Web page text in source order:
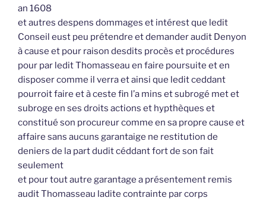
an 1608
et autres despens dommages et intérest que ledit
Conseil eust peu prétendre et demander audit Denyon
à cause et pour raison desdits procès et procédures
pour par ledit Thomasseau en faire poursuite et en
disposer comme il verra et ainsi que ledit ceddant
pourroit faire et à ceste fin l’a mins et subrogé met et
subroge en ses droits actions et hypthèques et
constitué son procureur comme en sa propre cause et
affaire sans aucuns garantaige ne restitution de
deniers de la part dudit céddant fort de son fait
seulement
et pour tout autre garantage a présentement remis
audit Thomasseau ladite contrainte par corps